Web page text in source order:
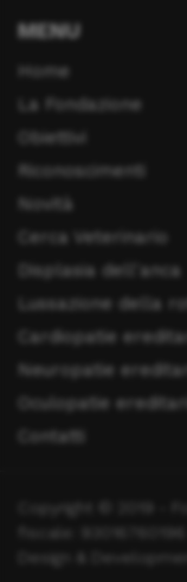
MENU
Home
La Fondazione
Obiettivi
Riconoscimenti
Novità
Cerca Veterinario
Displasia dell'anca
Lussazione della
Cardiopatie
Neuropatie
Oculopatie
Contatti
Copyright © 2019 -
Design &